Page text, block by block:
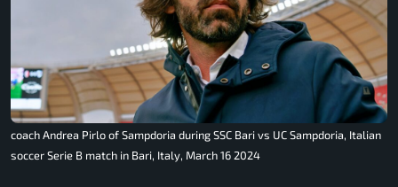
coach Andrea Pirlo of Sampdoria during SSC Bari vs UC Sampdoria, Italian
soccer Serie B match in Bari, Italy, March 16 2024